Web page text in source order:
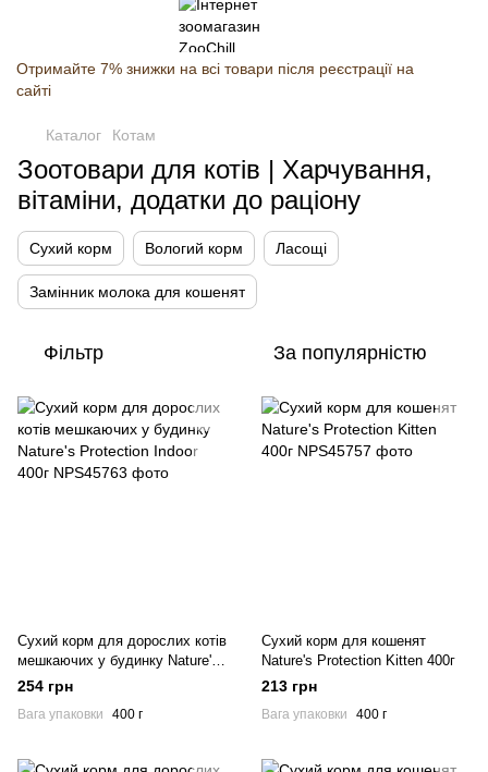
Отримайте 7% знижки на всі товари після реєстрації на
сайті
Каталог Котам
Зоотовари для котів | Харчування,
вітаміни, додатки до раціону
Сухий корм Вологий корм Ласощі
Замінник молока для кошенят
Фільтр За популярністю
Сухий корм для дорослих котів
мешкаючих у будинку Nature's
Protection Indoor 400г
254 грн
Вага упаковки 400 г
Сухий корм для кошенят
Nature's Protection Kitten 400г
213 грн
Вага упаковки 400 г